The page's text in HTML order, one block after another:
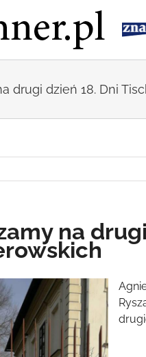
drugi dzień 18. Dni
na